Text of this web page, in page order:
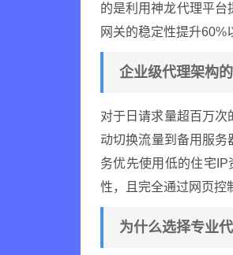
的是利用神龙代理平台
网关的稳定性提升60%
企业级代理架构
对于日请求量超百万
动切换流量到备用服务
务优先使用低的住宅
性，且完全通过网页控
为什么选择专业